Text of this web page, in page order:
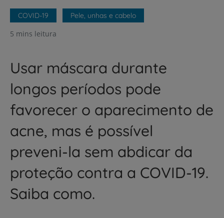
COVID-19 Pele, unhas e cabelo
5 mins leitura
Usar máscara durante
longos períodos pode
favorecer o aparecimento de
acne, mas é possível
preveni-la sem abdicar da
proteção contra a COVID-19.
Saiba como.